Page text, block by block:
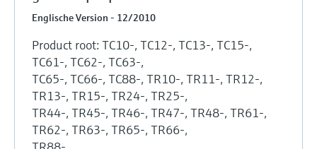
Englische Version - 12/2010
Product root: TC10-, TC12-, TC13-, TC15-,
TC61-, TC62-, TC63-,
TC65-, TC66-, TC88-, TR10-, TR11-, TR12-,
TR13-, TR15-, TR24-, TR25-,
TR44-, TR45-, TR46-, TR47-, TR48-, TR61-,
TR62-, TR63-, TR65-, TR66-,